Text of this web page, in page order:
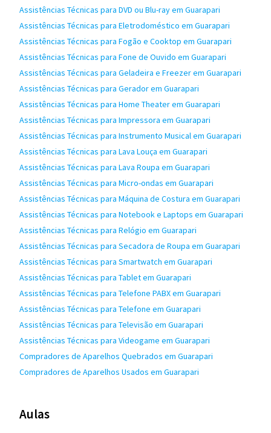
Assistências Técnicas para DVD ou Blu-ray em Guarapari
Assistências Técnicas para Eletrodoméstico em Guarapari
Assistências Técnicas para Fogão e Cooktop em Guarapari
Assistências Técnicas para Fone de Ouvido em Guarapari
Assistências Técnicas para Geladeira e Freezer em Guarapari
Assistências Técnicas para Gerador em Guarapari
Assistências Técnicas para Home Theater em Guarapari
Assistências Técnicas para Impressora em Guarapari
Assistências Técnicas para Instrumento Musical em Guarapari
Assistências Técnicas para Lava Louça em Guarapari
Assistências Técnicas para Lava Roupa em Guarapari
Assistências Técnicas para Micro-ondas em Guarapari
Assistências Técnicas para Máquina de Costura em Guarapari
Assistências Técnicas para Notebook e Laptops em Guarapari
Assistências Técnicas para Relógio em Guarapari
Assistências Técnicas para Secadora de Roupa em Guarapari
Assistências Técnicas para Smartwatch em Guarapari
Assistências Técnicas para Tablet em Guarapari
Assistências Técnicas para Telefone PABX em Guarapari
Assistências Técnicas para Telefone em Guarapari
Assistências Técnicas para Televisão em Guarapari
Assistências Técnicas para Videogame em Guarapari
Compradores de Aparelhos Quebrados em Guarapari
Compradores de Aparelhos Usados em Guarapari
Aulas